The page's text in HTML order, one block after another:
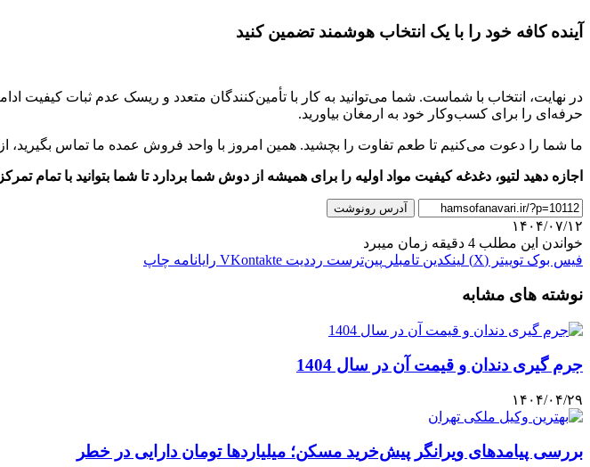
آینده کافه خود را با یک انتخاب هوشمند تضمین کنید
در نهایت، انتخاب با شماست. شما می‌توانید به کار با تأمین‌کنندگان متعدد و ریسک عدم ثبات کیفیت
حرفه‌ای را برای کسب‌وکار خود به ارمغان بیاورید.
ما شما را دعوت می‌کنیم تا طعم تفاوت را بچشید. همین امروز با واحد فروش عمده ما تماس
اجازه دهید لتیو، دغدغه کیفیت مواد اولیه را برای همیشه از دوش شما بردارد تا شما بتوانید با تمام
آدرس رونوشت
۱۴۰۴/۰۷/۱۲
خواندن این مطلب 4 دقیقه زمان میبرد
فیس بوک توییتر (X) لینکدین ‫تامبلر ‫پین‌ترست ‫رددیت ‫VKontakte رایانامه چاپ
نوشته های مشابه
جرم گیری دندان و قیمت آن در سال 1404
۱۴۰۴/۰۴/۲۹
بررسی پیامدهای ویرانگر پیش‌خرید مسکن؛ میلیاردها تومان دارایی در خطر